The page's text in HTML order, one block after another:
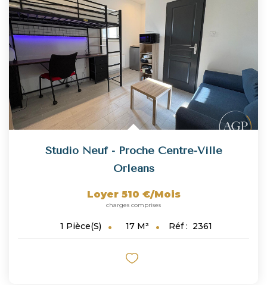
Studio Neuf - Proche Centre-Ville
Orleans
Loyer 510 €/mois
charges comprises
1 Pièce(s) 17 M² Réf : 2361